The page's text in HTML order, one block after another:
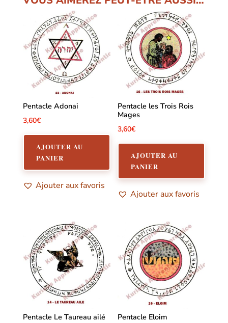
Pentacle Adonai
3,60€
AJOUTER AU
PANIER
Ajouter aux favoris
Pentacle les Trois Rois
Mages
3,60€
AJOUTER AU
PANIER
Ajouter aux favoris
Pentacle Le Taureau ailé Pentacle Eloim